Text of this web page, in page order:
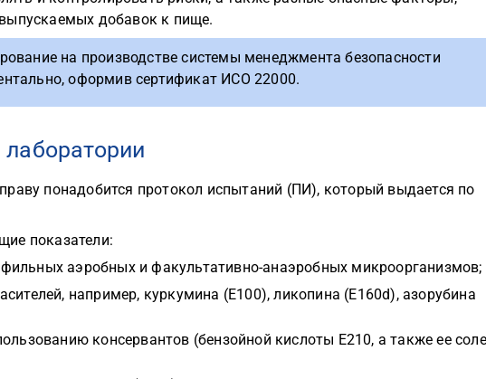
добавок к пище.
на производстве системы менеджмента безопасности
оформив сертификат ИСО 22000.
понадобится протокол испытаний (ПИ), который выдается по
показатели:
аэробных и факультативно-анаэробных микроорганизмов;
например, куркумина (Е100), ликопина (E160d), азорубина
консервантов (бензойной кислоты Е210, а также ее